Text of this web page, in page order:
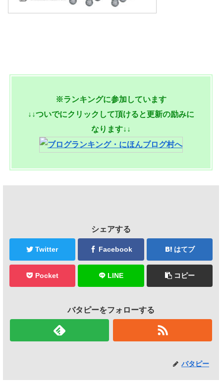
※ランキングに参加しています
↓↓ついでにクリックして頂けると更新の励みに
なります↓↓
シェアする
Twitter Facebook はてブ
Pocket LINE コピー
バタピーをフォローする
バタピー